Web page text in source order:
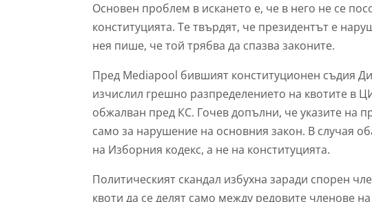
Основен проблем в искането е, че в него не се
конституцията. Те твърдят, че президентът е
нея пише, че той трябва да спазва законите.
Пред Mediapool бившият конституционен съдия
изчислил грешно разпределението на квотите в
обжалван пред КС. Гочев допълни, че указите на
само за нарушение на основния закон. В случая
на Изборния кодекс, а не на конституцията.
Политическият скандал избухна заради спорен
квоти да се делят само между редовите членове